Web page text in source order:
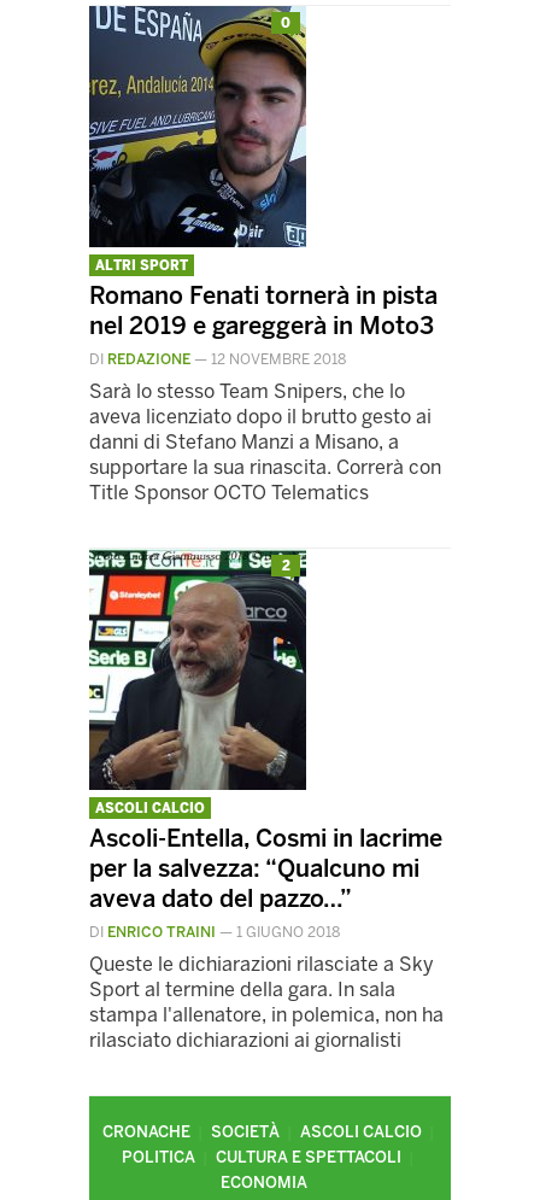
0
ALTRI SPORT
Romano Fenati tornerà in pista
nel 2019 e gareggerà in Moto3
DI REDAZIONE — 12 NOVEMBRE 2018
Sarà lo stesso Team Snipers, che lo
aveva licenziato dopo il brutto gesto ai
danni di Stefano Manzi a Misano, a
supportare la sua rinascita. Correrà con
Title Sponsor OCTO Telematics
2
ASCOLI CALCIO
Ascoli-Entella, Cosmi in lacrime
per la salvezza: “Qualcuno mi
aveva dato del pazzo…”
DI ENRICO TRAINI — 1 GIUGNO 2018
Queste le dichiarazioni rilasciate a Sky
Sport al termine della gara. In sala
stampa l'allenatore, in polemica, non ha
rilasciato dichiarazioni ai giornalisti
CRONACHE SOCIETÀ
ASCOLI CALCIO
POLITICA
CULTURA E SPETTACOLI
ECONOMIA